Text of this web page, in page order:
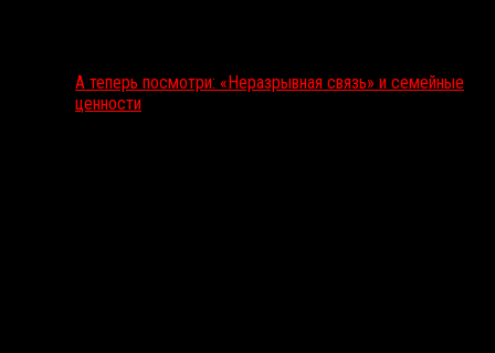
А теперь посмотри: «Неразрывная связь» и семейные
ценности